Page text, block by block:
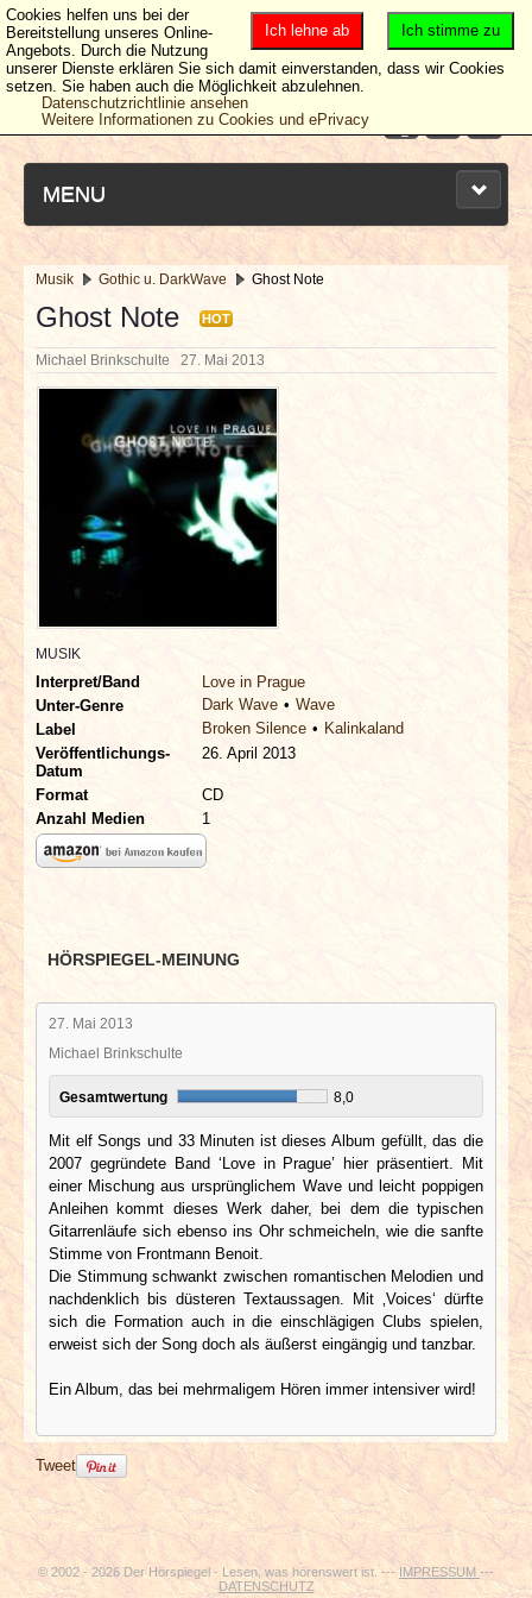
MENU
NEUESTE ARTIKEL
NEWS & DATES
BERICHTE
VERLOSUNGEN
INTERVIEWS
REDAKTION
LINKS
ARCHIV
Musik Gothic u. DarkWave Ghost Note
Ghost Note HOT
Michael Brinkschulte 27. Mai 2013
MUSIK
Interpret/Band
Love in Prague
Unter-Genre
Dark Wave
Wave
Label
Broken Silence
Kalinkaland
Veröffentlichungs-
Datum
26. April 2013
Format
CD
Anzahl Medien
1
HÖRSPIEGEL-MEINUNG
27. Mai 2013
Michael Brinkschulte
Gesamtwertung 8,0
Mit elf Songs und 33 Minuten ist dieses Album gefüllt, das die
2007 gegründete Band ‘Love in Prague’ hier präsentiert. Mit
einer Mischung aus ursprünglichem Wave und leicht poppigen
Anleihen kommt dieses Werk daher, bei dem die typischen
Gitarrenläufe sich ebenso ins Ohr schmeicheln, wie die sanfte
Stimme von Frontmann Benoit.
Die Stimmung schwankt zwischen romantischen Melodien und
nachdenklich bis düsteren Textaussagen. Mit ‚Voices‘ dürfte
sich die Formation auch in die einschlägigen Clubs spielen,
erweist sich der Song doch als äußerst eingängig und tanzbar.
Ein Album, das bei mehrmaligem Hören immer intensiver wird!
Tweet
© 2002 - 2026 Der Hörspiegel - Lesen, was hörenswert ist. ---IMPRESSUM ---
DATENSCHUTZ
Ich stimme zu
Ich lehne ab
Cookies helfen uns bei der
Bereitstellung unseres Online-
Angebots. Durch die Nutzung
unserer Dienste erklären Sie sich damit einverstanden, dass wir Cookies
setzen. Sie haben auch die Möglichkeit abzulehnen.
Datenschutzrichtlinie ansehen
Weitere Informationen zu Cookies und ePrivacy